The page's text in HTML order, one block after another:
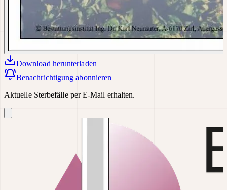
Download herunterladen
Benachrichtigung abonnieren
Aktuelle Sterbefälle per E-Mail erhalten.